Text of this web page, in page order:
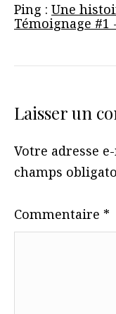
Ping : Une
Témoignage
Laisser un
Votre adresse
champs
Commentaire *